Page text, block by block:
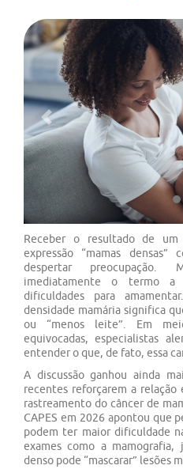
Previous
Receber o resultado de
expressão “mamas
despertar preocupação.
imediatamente o termo a
dificuldades para
densidade mamária significa
ou “menos leite”. Em
equivocadas, especialistas
entender o que, de fato, essa
A discussão ganhou ainda
recentes reforçarem a relação
rastreamento do câncer de
CAPES em 2026 apontou que
podem ter maior dificuldade
exames como a
denso pode “mascarar” lesões